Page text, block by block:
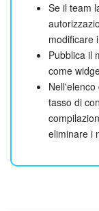
Se il team
modificare
Pubblica il
come
tasso di
eliminare i